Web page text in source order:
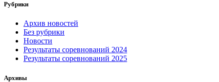
Рубрики
Архив новостей
Без рубрики
Новости
Результаты соревнований 2024
Результаты соревнований 2025
Архивы